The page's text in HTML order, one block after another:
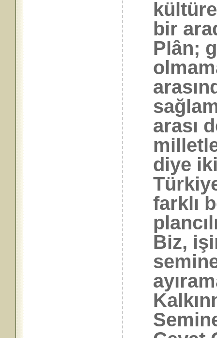
bir
Plân;
arası
diye
farklı
Biz,